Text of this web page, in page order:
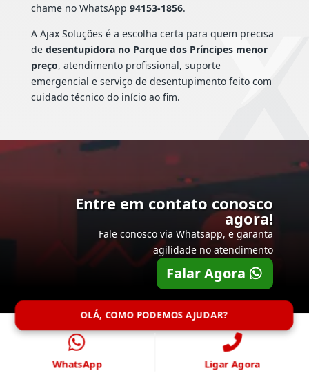
chame no WhatsApp 94153-1856.
A Ajax Soluções é a escolha certa para quem precisa
de desentupidora no Parque dos Príncipes menor
preço, atendimento profissional, suporte
emergencial e serviço de desentupimento feito com
cuidado técnico do início ao fim.
Entre em contato conosco
agora!
Fale conosco via Whatsapp, e garanta
agilidade no atendimento
Falar Agora
OLÁ, COMO PODEMOS AJUDAR?
WhatsApp Ligar Agora